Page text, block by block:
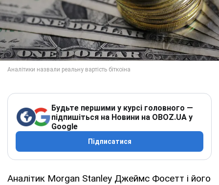
Будьте першими у курсі головного —
підпишіться на Новини на OBOZ.UA у
Google
Підписатися
Аналітик Morgan Stanley Джеймс Фосетт і його